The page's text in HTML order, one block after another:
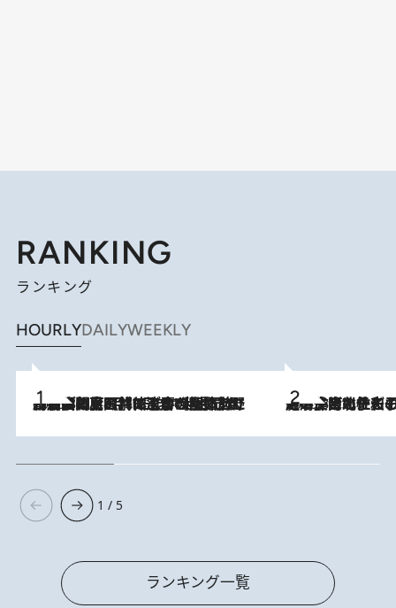
RANKING
ランキング
HOURLYDAILYWEEKLY
2026.8.8
「最後に見られてよかった」上野動物園の東園パンダ舎が解体前に特別公開。8月16日まで延長されたパネル展と共に辿る“半世紀”のパンダ飼育《解体工事の図面あり》 2026.8.3
《「文士の子ども被害者の会」発足！》阿川佐和子（72）が語る遠藤周作に北杜夫、劇作家・矢代静一の子どもたちの“文豪プライベート事件簿”
1 / 5
ランキング一覧